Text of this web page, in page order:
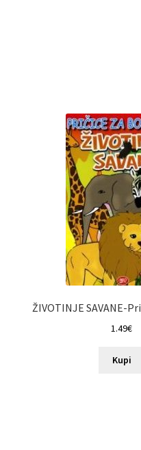
ŽIVOTINJE SAVANE-
1.49€
Kupi